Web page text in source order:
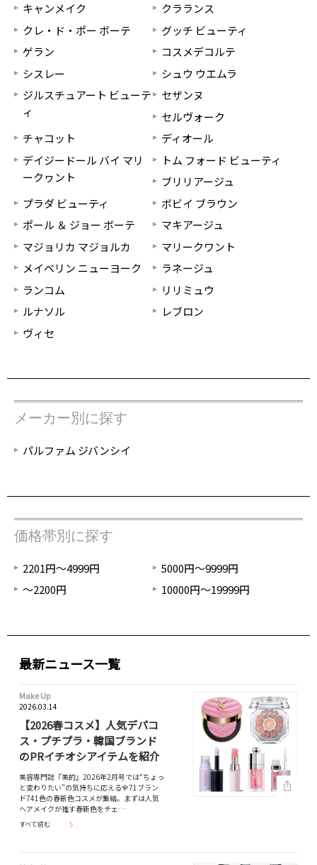
キャンメイク
クラランス
クレ・ド・ポー ボーテ
グッチ ビューティ
ゲラン
コスメデコルテ
シスレー
シュウ ウエムラ
ジルスチュアート ビューテ
ィ
セザンヌ
セルヴォーク
チャコット
ディオール
デイジードール バイ マリ
ークヮント
トム フォード ビューティ
ブリリアージュ
プラダ ビューティ
ボビイ ブラウン
ポール ＆ ジョー ボーテ
マキアージュ
マジョリカ マジョルカ
マリークワント
メイベリン ニューヨーク
ラネージュ
ランコム
リリミュウ
ルナソル
レブロン
ヴィセ
メーカー別に探す
パルファム ジバンシイ
価格帯別に探す
2201円～4999円
5000円～9999円
～2200円
10000円～19999円
最新ニュース一覧
Make Up
2026.03.14
【2026春コスメ】人気デパコ
ス・プチプラ・韓国ブランド
のPRイチオシアイテムを紹介
美容専門誌『美的』2026年2月号では“ちょっ
と変わりたい”の気持ちに応える全71ブラン
ド741色の春新色コスメが集結。まずは人気
ヘアメイクが推す春新色をチェ…
すべて読む